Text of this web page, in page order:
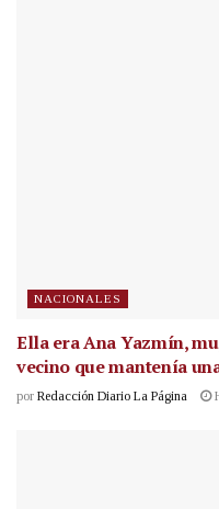
NACIONALES
Ella era Ana Yazmín,
vecino que mantenía
por Redacción Diario La Página